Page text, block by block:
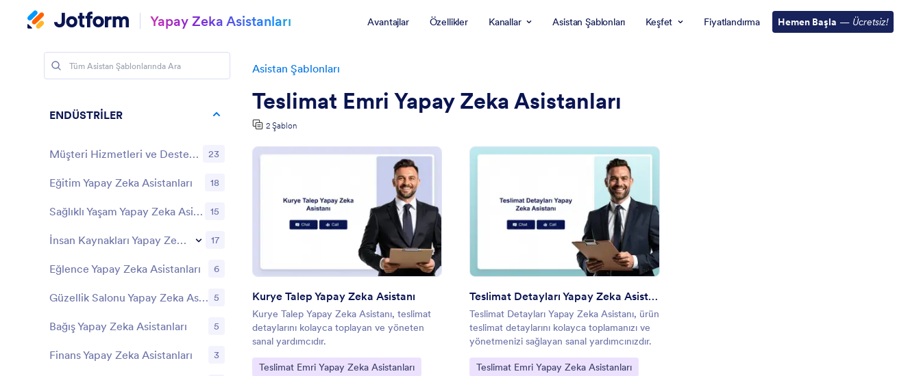
Yapay Zeka Asistanları Avantajlar Özellikler Kanallar Asistan Şablonları Keşfet Fiyatlandırma Hemen Başla — Ücretsiz!
Asistan Şablonları
Teslimat Emri Yapay Zeka Asistanları
2 Şablon
Önizleme: Kurye Talep Yapay Zeka Asistanı
Kurye Talep Yapay Zeka Asistanı
Kurye Talep Yapay Zeka Asistanı, teslimat
detaylarını kolayca toplayan ve yöneten
sanal yardımcıdır.
Kategoriye git:
Teslimat Emri Yapay Zeka Asistanları
Önizleme : Teslimat Detayları Yapay Zeka Asistanı
Teslimat Detayları Yapay Zeka Asistanı
Teslimat Detayları Yapay Zeka Asistanı, ürün
teslimat detaylarını kolayca toplamanızı ve
yönetmenizi sağlayan sanal yardımcınızdır.
Kategoriye git:
Teslimat Emri Yapay Zeka Asistanları
ENDÜSTRİLER
Müşteri Hizmetleri ve Destek Yapay Zeka Asistanları 23
Eğitim Yapay Zeka Asistanları 18
Sağlıklı Yaşam Yapay Zeka Asistanları 15
İnsan Kaynakları Yapay Zeka Asistanları 17
Eğlence Yapay Zeka Asistanları 6
Güzellik Salonu Yapay Zeka Asistanları 5
Bağış Yapay Zeka Asistanları 5
Finans Yapay Zeka Asistanları 3